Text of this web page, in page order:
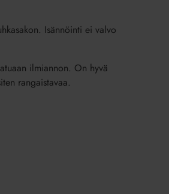
Isännöinti ei valvo
ilmiannon. On hyvä
rangaistavaa.